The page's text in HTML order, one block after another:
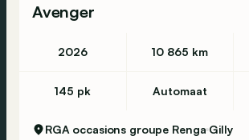
Avenger
2026 10 865 km
145 pk Automaat
RGA occasions groupe Renga Gilly